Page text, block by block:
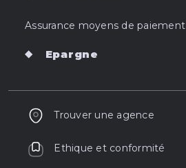
Assurance moyens de paiement
Epargne
Trouver une agence
Ethique et conformité